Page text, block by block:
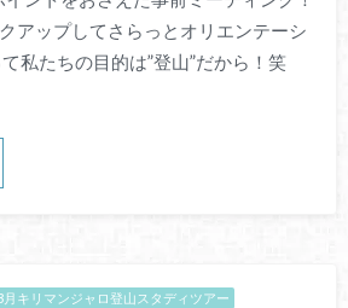
アップしてさらっとオリエンテーシ
私たちの目的は”登山”だから！笑
月キリマンジャロ登山スタディツアー